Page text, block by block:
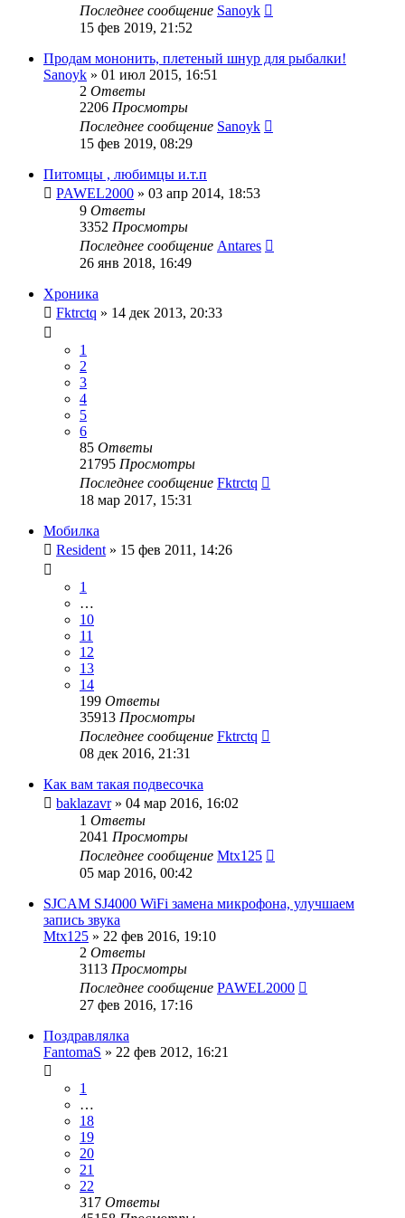
Последнее сообщение Sanoyk
15 фев 2019, 21:52
Продам мононить, плетеный шнур для рыбалки!
Sanoyk » 01 июл 2015, 16:51
2 Ответы
2206 Просмотры
Последнее сообщение Sanoyk
15 фев 2019, 08:29
Питомцы , любимцы и.т.п
PAWEL2000 » 03 апр 2014, 18:53
9 Ответы
3352 Просмотры
Последнее сообщение Antares
26 янв 2018, 16:49
Хроника
Fktrctq » 14 дек 2013, 20:33
1
2
3
4
5
6
85 Ответы
21795 Просмотры
Последнее сообщение Fktrctq
18 мар 2017, 15:31
Мобилка
Resident » 15 фев 2011, 14:26
1
…
10
11
12
13
14
199 Ответы
35913 Просмотры
Последнее сообщение Fktrctq
08 дек 2016, 21:31
Как вам такая подвесочка
baklazavr» 04 мар 2016, 16:02
1 Ответы
2041 Просмотры
Последнее сообщение Mtx125
05 мар 2016, 00:42
SJCAM SJ4000 WiFi замена микрофона, улучшаем
запись звука
Mtx125 » 22 фев 2016, 19:10
2 Ответы
3113 Просмотры
Последнее сообщение PAWEL2000
27 фев 2016, 17:16
Поздравлялка
FantomaS » 22 фев 2012, 16:21
1
…
18
19
20
21
22
317 Ответы